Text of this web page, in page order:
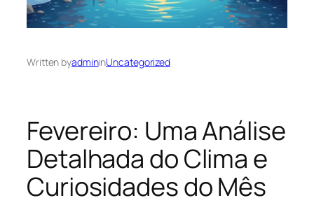
Written byadmininUncategorized
Fevereiro: Uma Análise
Detalhada do Clima e
Curiosidades do Mês